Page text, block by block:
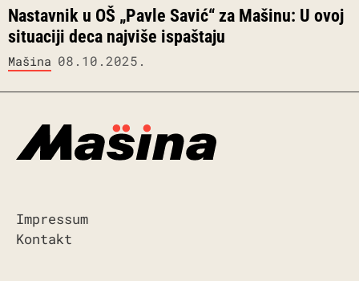
Nastavnik u OŠ „Pavle Savić“ za Mašinu: U ovoj
situaciji deca najviše ispaštaju
Mašina 08.10.2025.
Impressum
Kontakt